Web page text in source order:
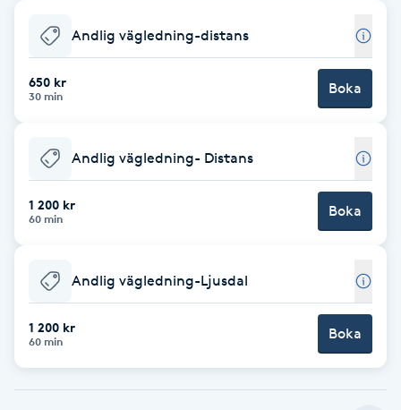
Babylights
Balayage
Barber
BIAB
Blowout
Andlig vägledning-distans
650 kr
30 min Boka
Andlig vägledning- Distans
1 200 kr
60 min Boka
Andlig vägledning-Ljusdal
1 200 kr
60 min Boka